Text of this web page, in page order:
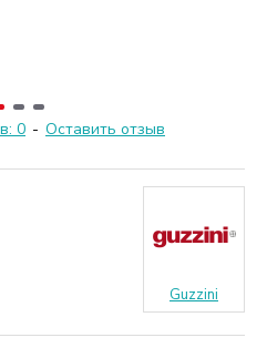
0 - Оставить отзыв
Guzzini